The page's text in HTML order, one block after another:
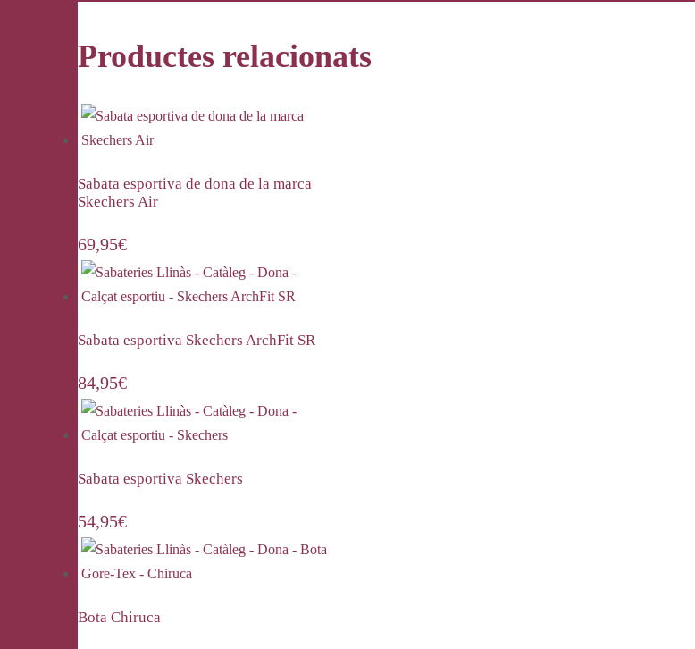
Productes relacionats
Sabata esportiva de dona de la marca
Skechers Air
69,95€
Sabata esportiva Skechers ArchFit SR
84,95€
Sabata esportiva Skechers
54,95€
Bota Chiruca